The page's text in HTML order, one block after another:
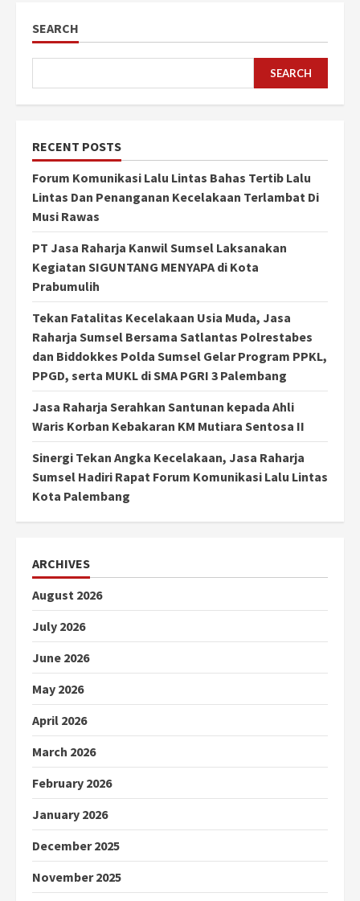
SEARCH
SEARCH
RECENT POSTS
Forum Komunikasi Lalu Lintas Bahas Tertib Lalu
Lintas Dan Penanganan Kecelakaan Terlambat Di
Musi Rawas
PT Jasa Raharja Kanwil Sumsel Laksanakan
Kegiatan SIGUNTANG MENYAPA di Kota
Prabumulih
Tekan Fatalitas Kecelakaan Usia Muda, Jasa
Raharja Sumsel Bersama Satlantas Polrestabes
dan Biddokkes Polda Sumsel Gelar Program PPKL,
PPGD, serta MUKL di SMA PGRI 3 Palembang
Jasa Raharja Serahkan Santunan kepada Ahli
Waris Korban Kebakaran KM Mutiara Sentosa II
Sinergi Tekan Angka Kecelakaan, Jasa Raharja
Sumsel Hadiri Rapat Forum Komunikasi Lalu Lintas
Kota Palembang
ARCHIVES
August 2026
July 2026
June 2026
May 2026
April 2026
March 2026
February 2026
January 2026
December 2025
November 2025